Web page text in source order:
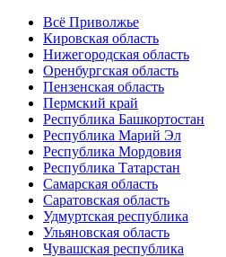
Всё Приволжье
Кировская область
Нижегородская область
Оренбургская область
Пензенская область
Пермский край
Республика Башкортостан
Республика Марий Эл
Республика Мордовия
Республика Татарстан
Самарская область
Саратовская область
Удмуртская республика
Ульяновская область
Чувашская республика